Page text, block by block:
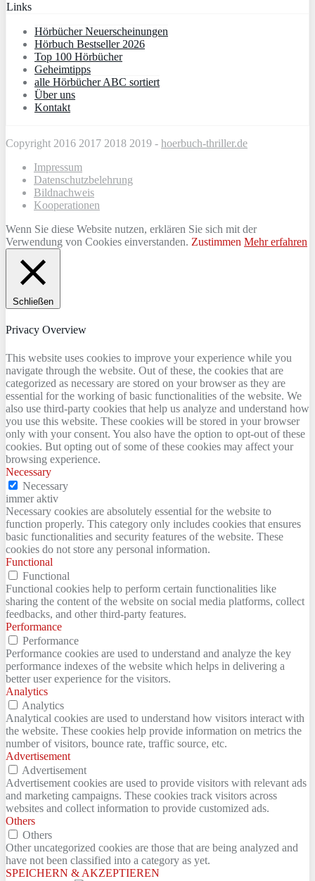
Links
Hörbücher Neuerscheinungen
Hörbuch Bestseller 2026
Top 100 Hörbücher
Geheimtipps
alle Hörbücher ABC sortiert
Über uns
Kontakt
Copyright 2016 2017 2018 2019 - hoerbuch-thriller.de
Impressum
Datenschutzbelehrung
Bildnachweis
Kooperationen
Wenn Sie diese Website nutzen, erklären Sie sich mit der
Verwendung von Cookies einverstanden. Zustimmen Mehr erfahren
Schließen
Privacy Overview
This website uses cookies to improve your experience while you
navigate through the website. Out of these, the cookies that are
categorized as necessary are stored on your browser as they are
essential for the working of basic functionalities of the website. We
also use third-party cookies that help us analyze and understand how
you use this website. These cookies will be stored in your browser
only with your consent. You also have the option to opt-out of these
cookies. But opting out of some of these cookies may affect your
browsing experience.
Necessary
Necessary
immer aktiv
Necessary cookies are absolutely essential for the website to
function properly. This category only includes cookies that ensures
basic functionalities and security features of the website. These
cookies do not store any personal information.
Functional
Functional
Functional cookies help to perform certain functionalities like
sharing the content of the website on social media platforms, collect
feedbacks, and other third-party features.
Performance
Performance
Performance cookies are used to understand and analyze the key
performance indexes of the website which helps in delivering a
better user experience for the visitors.
Analytics
Analytics
Analytical cookies are used to understand how visitors interact with
the website. These cookies help provide information on metrics the
number of visitors, bounce rate, traffic source, etc.
Advertisement
Advertisement
Advertisement cookies are used to provide visitors with relevant ads
and marketing campaigns. These cookies track visitors across
websites and collect information to provide customized ads.
Others
Others
Other uncategorized cookies are those that are being analyzed and
have not been classified into a category as yet.
SPEICHERN & AKZEPTIEREN